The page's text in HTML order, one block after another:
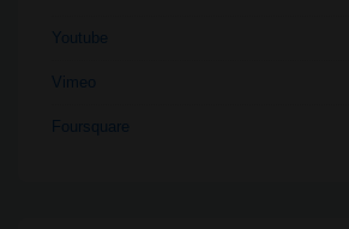
Youtube
Vimeo
Foursquare